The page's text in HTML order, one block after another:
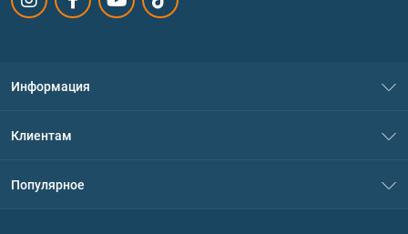
Информация
Политика конфиденциальности
Клиентам
Популярное